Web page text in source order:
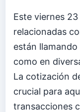
Este viernes
relacionadas
están
como en
La cotización
crucial para
transacciones